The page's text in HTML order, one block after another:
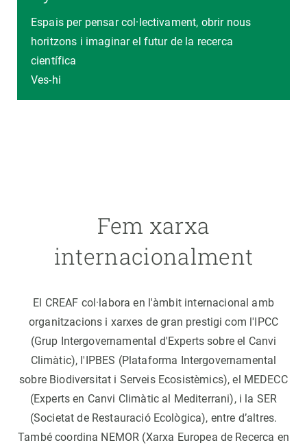
Espais per pensar col·lectivament, obrir nous
horitzons i imaginar el futur de la recerca
científica
Ves-hi
Fem xarxa
internacionalment
El CREAF col·labora en l'àmbit internacional amb
organitzacions i xarxes de gran prestigi com l'IPCC
(Grup Intergovernamental d'Experts sobre el Canvi
Climàtic), l'IPBES (Plataforma Intergovernamental
sobre Biodiversitat i Serveis Ecosistèmics), el MEDECC
(Experts en Canvi Climàtic al Mediterrani), i la SER
(Societat de Restauració Ecològica), entre d’altres.
També coordina NEMOR (Xarxa Europea de Recerca en